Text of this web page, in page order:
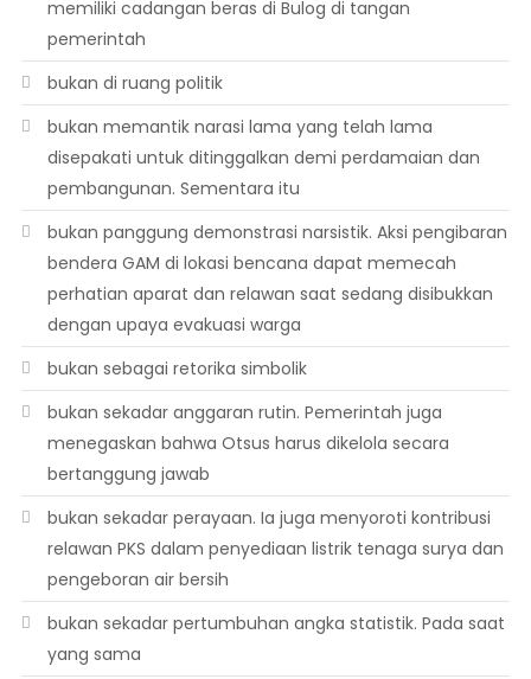
memiliki cadangan beras di Bulog di tangan
pemerintah
bukan di ruang politik
bukan memantik narasi lama yang telah lama
disepakati untuk ditinggalkan demi perdamaian dan
pembangunan. Sementara itu
bukan panggung demonstrasi narsistik. Aksi pengibaran
bendera GAM di lokasi bencana dapat memecah
perhatian aparat dan relawan saat sedang disibukkan
dengan upaya evakuasi warga
bukan sebagai retorika simbolik
bukan sekadar anggaran rutin. Pemerintah juga
menegaskan bahwa Otsus harus dikelola secara
bertanggung jawab
bukan sekadar perayaan. Ia juga menyoroti kontribusi
relawan PKS dalam penyediaan listrik tenaga surya dan
pengeboran air bersih
bukan sekadar pertumbuhan angka statistik. Pada saat
yang sama